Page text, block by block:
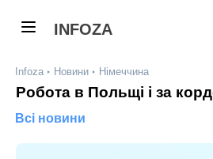
INFOZA
Infoza Новини Німеччина
Робота в Польщі і за
Всі новини